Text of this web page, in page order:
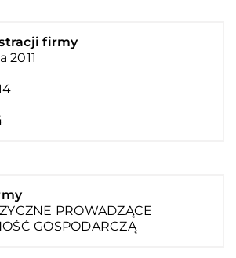
firmy
2011
PROWADZĄCE
GOSPODARCZĄ